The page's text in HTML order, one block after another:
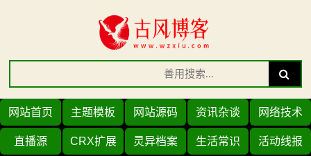
Search
for:
Search
网站首页 主题模板 网站源码 资讯杂谈 网络技术
直播源 CRX扩展 灵异档案 生活常识 活动线报